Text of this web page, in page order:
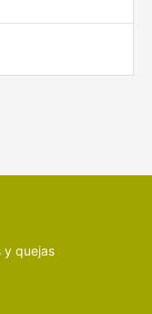
y quejas